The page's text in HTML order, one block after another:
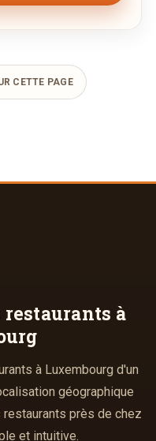
CETTE PAGE
restaurants à
à Luxembourg d'un
géographique
près de chez
et intuitive.